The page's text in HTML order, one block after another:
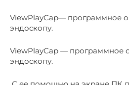
ViewPlayCap— программное
эндоскопу.
ViewPlayCap — программное
эндоскопу.